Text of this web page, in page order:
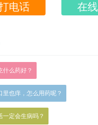
电话 在
什么药好？
里也痒，怎么用药呢？
一定会生病吗？